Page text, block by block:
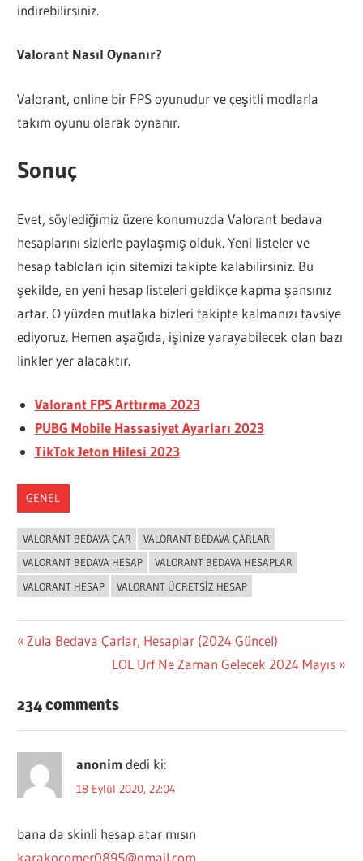
indirebilirsiniz.
Valorant Nasıl Oynanır?
Valorant, online bir FPS oyunudur ve çeşitli modlarla
takım oyunu olarak oynanır.
Sonuç
Evet, söylediğimiz üzere konumuzda Valorant bedava
hesaplarını sizlerle paylaşmış olduk. Yeni listeler ve
hesap tabloları için sitemizi takipte kalabilirsiniz. Bu
şekilde, en yeni hesap listeleri geldikçe kapma şansınız
artar. O yüzden mutlaka bizleri takipte kalmanızı tavsiye
ediyoruz. Hemen aşağıda, işinize yarayabilecek olan bazı
linkler yer alacaktır.
Valorant FPS Arttırma 2023
PUBG Mobile Hassasiyet Ayarları 2023
TikTok Jeton Hilesi 2023
GENEL
VALORANT BEDAVA ÇAR
VALORANT BEDAVA ÇARLAR
VALORANT BEDAVA HESAP
VALORANT BEDAVA HESAPLAR
VALORANT HESAP
VALORANT ÜCRETSIZ HESAP
Yazı
gezinmesi
Previous
Zula Bedava Çarlar, Hesaplar (2024 Güncel)
Next
LOL Urf Ne Zaman Gelecek 2024 Mayıs
234 comments
anonim dedi ki:
18 Eylül 2020, 22:04
bana da skinli hesap atar mısın
karakocomer0895@gmail.com